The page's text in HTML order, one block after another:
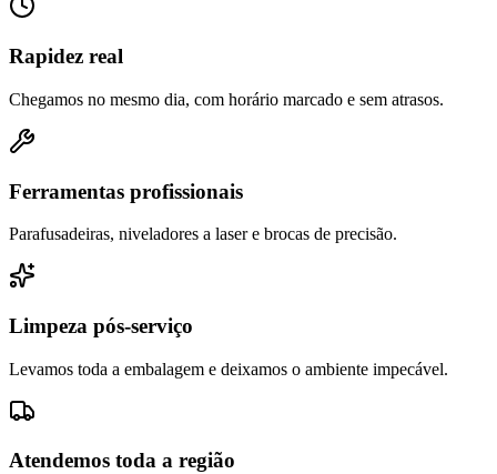
Rapidez real
Chegamos no mesmo dia, com horário marcado e sem atrasos.
Ferramentas profissionais
Parafusadeiras, niveladores a laser e brocas de precisão.
Limpeza pós-serviço
Levamos toda a embalagem e deixamos o ambiente impecável.
Atendemos toda a região